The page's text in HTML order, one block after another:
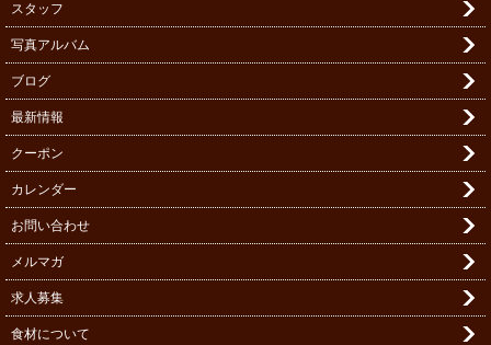
スタッフ
写真アルバム
ブログ
最新情報
クーポン
カレンダー
お問い合わせ
メルマガ
求人募集
食材について